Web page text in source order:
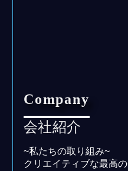
Company
会社紹介
~私たちの取り組み~
クリエイティブな最高の